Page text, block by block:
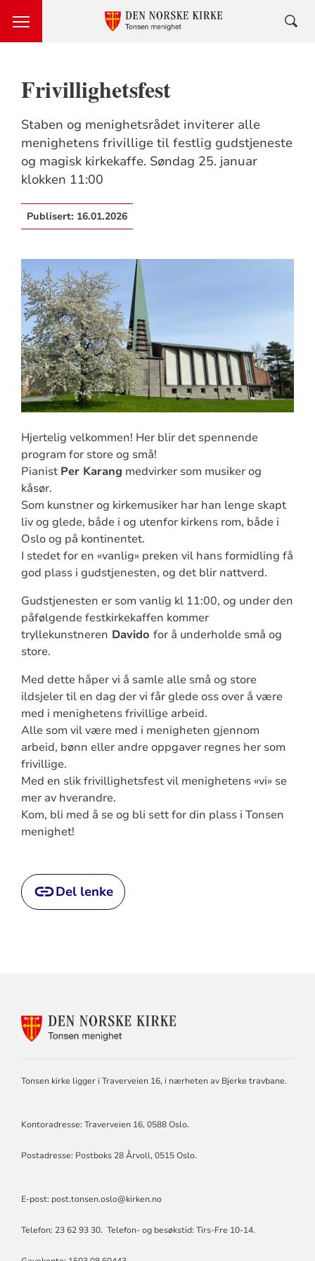
Frivillighetsfest
Staben og menighetsrådet inviterer alle
menighetens frivillige til festlig gudstjeneste
og magisk kirkekaffe. Søndag 25. januar
klokken 11:00
Publisert: 16.01.2026
Hjertelig velkommen! Her blir det spennende
program for store og små!
Pianist Per Karang medvirker som musiker og
kåsør.
Som kunstner og kirkemusiker har han lenge skapt
liv og glede, både i og utenfor kirkens rom, både i
Oslo og på kontinentet.
I stedet for en «vanlig» preken vil hans formidling få
god plass i gudstjenesten, og det blir nattverd.
Gudstjenesten er som vanlig kl 11:00, og under den
påfølgende festkirkekaffen kommer
tryllekunstneren Davido for å underholde små og
store.
Med dette håper vi å samle alle små og store
ildsjeler til en dag der vi får glede oss over å være
med i menighetens frivillige arbeid.
Alle som vil være med i menigheten gjennom
arbeid, bønn eller andre oppgaver regnes her som
frivillige.
Med en slik frivillighetsfest vil menighetens «vi» se
mer av hverandre.
Kom, bli med å se og bli sett for din plass i Tonsen
menighet!
Del lenke
KONTAKTINFORMASJON
Tonsen kirke ligger i Traverveien 16, i nærheten av Bjerke travbane.
Kontoradresse: Traverveien 16, 0588 Oslo.
Postadresse: Postboks 28 Årvoll, 0515 Oslo.
E-post: post.tonsen.oslo@kirken.no
Telefon: 23 62 93 30. Telefon- og besøkstid: Tirs-Fre 10-14.